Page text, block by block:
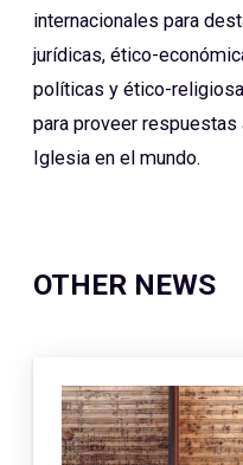
internacionales para
jurídicas, ético-
políticas y ético-
para proveer
Iglesia en el mundo.
OTHER NEWS